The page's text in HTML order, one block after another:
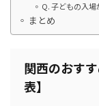
Q. 子どもの入
まとめ
関西のおす
表】